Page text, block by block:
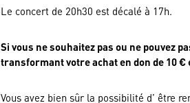
Le concert de 20h30 est décalé à 17h.
Si vous ne souhaitez pas ou ne pouvez
transformant votre achat en don de 10
Vous avez bien sûr la possibilité d’ être